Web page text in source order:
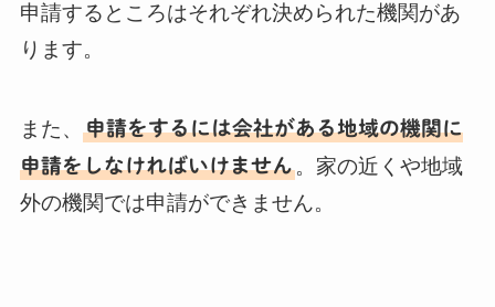
申請するところはそれぞれ決められた機関があ
ります。
また、
申請をするには会社がある地域の機関に
申請をしなければいけません。家の近くや地域
外の機関では申請ができません。